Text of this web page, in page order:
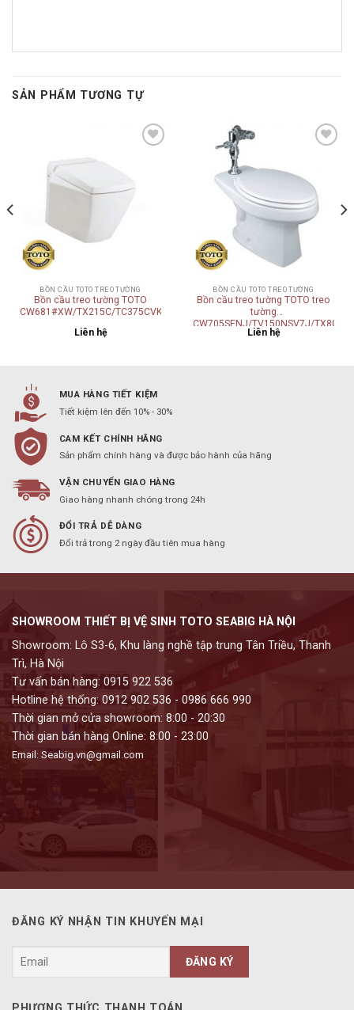
SẢN PHẨM TƯƠNG TỰ
BỒN CẦU TOTO TREO TƯỜNG
Bồn cầu treo tường TOTO
CW681#XW/TX215C/TC375CVK#W
Liên hệ
BỒN CẦU TOTO TREO TƯỜNG
Bồn cầu treo tường TOTO treo
tường
CW705SENJ/TV150NSV7J/
Liên hệ
MUA HÀNG TIẾT KIỆM
Tiết kiệm lên đến 10% - 30%
CAM KẾT CHÍNH HÃNG
Sản phẩm chính hàng và được bảo hành của hãng
VẬN CHUYỂN GIAO HÀNG
Giao hàng nhanh chóng trong 24h
ĐỔI TRẢ DỄ DÀNG
Đổi trả trong 2 ngày đầu tiên mua hàng
SHOWROOM THIẾT BỊ VỆ SINH TOTO SEABIG HÀ NỘI
Showroom: Lô S3-6, Khu làng nghề tập trung Tân Triều, Thanh
Trì, Hà Nội
Tư vấn bán hàng: 0915 922 536
Hotline hệ thống: 0912 902 536 - 0986 666 990
Thời gian mở cửa showroom: 8:00 - 20:30
Thời gian bán hàng Online: 8:00 - 23:00
Email: Seabig.vn@gmail.com
ĐĂNG KÝ NHẬN TIN KHUYẾN MẠI